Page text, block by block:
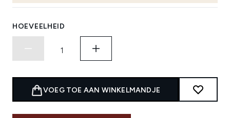
HOEVEELHEID
VOEG TOE AAN WINKELMANDJE